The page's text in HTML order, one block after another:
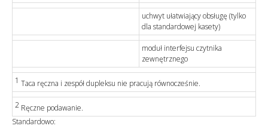
uchwyt ułatwiający obsługę (tylko
dla standardowej kasety)
moduł interfejsu czytnika
zewnętrznego
1 Taca ręczna i zespół dupleksu nie pracują równocześnie.
2 Ręczne podawanie.
Standardowo: